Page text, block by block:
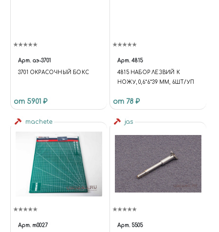
Арт. аэ-3701
3701 ОКРАСОЧНЫЙ БОКС
от 5901 ₽
Арт. 4815
4815 НАБОР ЛЕЗВИЙ К
НОЖУ, 0,6*6*39 ММ, 6ШТ/УП
от 78 ₽
machete
Арт. m0027
jas
Арт. 5505